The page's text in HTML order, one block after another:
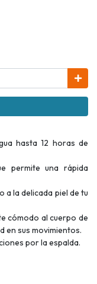
hasta 12 horas de
permite una rápida
a la delicada piel de tu
cómodo al cuerpo de
en sus movimientos.
por la espalda.